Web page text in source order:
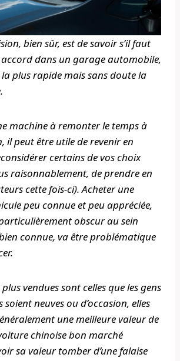
bien sûr, est de savoir s’il faut
dans un garage automobile,
la plus rapide mais sans doute la
machine à remonter le temps à
il peut être utile de revenir en
certains de vos choix
raisonnablement, de prendre en
cette fois-ci). Acheter une
peu connue et peu appréciée,
obscur au sein
connue, va être problématique
vendues sont celles que les gens
soient neuves ou d’occasion, elles
une meilleure valeur de
chinoise bon marché
sa valeur tomber d’une falaise